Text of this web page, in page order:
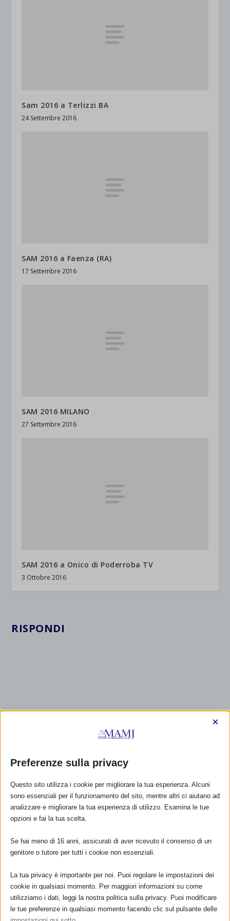
Sam 2016 a Terlizzi BA
24 Settembre 2016
SAM 2016 a Faenza (RA)
17 Settembre 2016
SAM 2016 MILANO
27 Settembre 2016
SAM 2016 a Onico di Poderroba TV
3 Ottobre 2016
RISPONDI
CALENDARIO EVENTI
Non ci sono eventi
Preferenze sulla privacy
×
Questo sito utilizza i cookie per migliorare la tua esperienza. Alcuni
sono essenziali per il funzionamento del sito, mentre altri ci aiutano ad
analizzare e migliorare la tua esperienza di utilizzo. Esamina le tue
opzioni e fai la tua scelta.
Se hai meno di 16 anni, assicurati di aver ricevuto il consenso di un
genitore o tutore per tutti i cookie non essenziali.
La tua privacy è importante per noi. Puoi regolare le impostazioni dei
cookie in qualsiasi momento. Per maggiori informazioni su come
utilizziamo i dati, leggi la nostra politica sulla privacy. Puoi modificare
le tue preferenze in qualsiasi momento facendo clic sul pulsante delle